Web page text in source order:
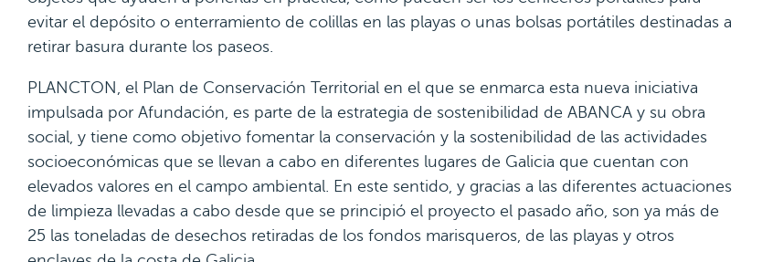
evitar el depósito o enterramiento de colillas en las playas o unas bolsas portátiles destinadas a
retirar basura durante los paseos.
PLANCTON, el Plan de Conservación Territorial en el que se enmarca esta nueva iniciativa
impulsada por Afundación, es parte de la estrategia de sostenibilidad de ABANCA y su obra
social, y tiene como objetivo fomentar la conservación y la sostenibilidad de las actividades
socioeconómicas que se llevan a cabo en diferentes lugares de Galicia que cuentan con
elevados valores en el campo ambiental. En este sentido, y gracias a las diferentes actuaciones
de limpieza llevadas a cabo desde que se principió el proyecto el pasado año, son ya más de
25 las toneladas de desechos retiradas de los fondos marisqueros, de las playas y otros